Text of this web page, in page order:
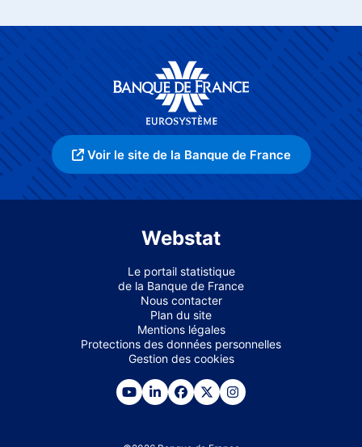
Voir le site de la Banque de France
Webstat
Le portail statistique
de la Banque de France
Nous contacter
Plan du site
Mentions légales
Protections des données personnelles
Gestion des cookies